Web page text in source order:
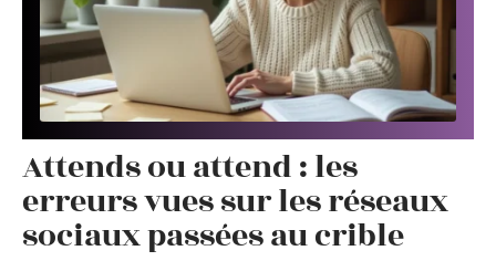
Attends ou attend : les
erreurs vues sur les réseaux
sociaux passées au crible